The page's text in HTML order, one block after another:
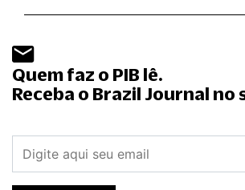
Quem faz o PIB lê.
Receba o Brazil Journal no